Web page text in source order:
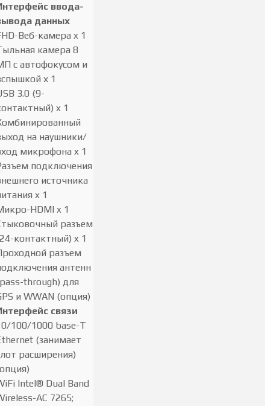
ввода-
данных
Веб-камера x 1
камера 8
с автофокусом и
х 1
3.0 (9-
x 1
на наушники/
микрофона x 1
подключения
источника
x 1
HDMI x 1
разъем
контактный) x 1
разъем
антенн
through) для
и WWAN (опция)
связи
100/1000 base-T
(занимает
расширения)
Intel® Dual Band
AC 7265;